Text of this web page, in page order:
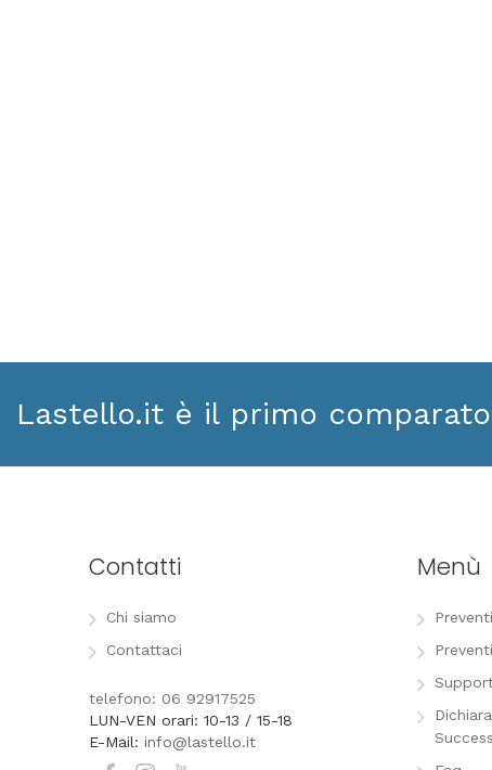
Lastello.it è il primo
Contatti
Chi siamo
Contattaci
telefono: 06 92917525
LUN-VEN orari: 10-13 / 15-18
E-Mail: info@lastello.it
Menù